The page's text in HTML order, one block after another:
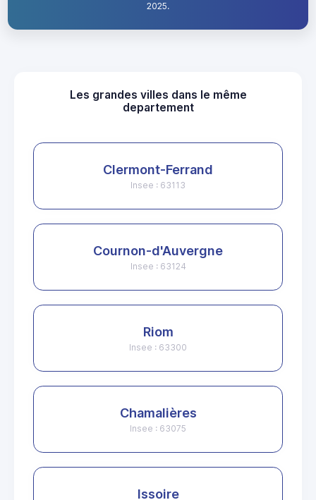
2025.
Les grandes villes dans le même
departement
Clermont-Ferrand
Insee : 63113
Cournon-d'Auvergne
Insee : 63124
Riom
Insee : 63300
Chamalières
Insee : 63075
Issoire